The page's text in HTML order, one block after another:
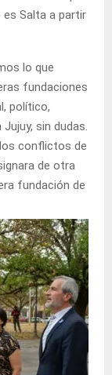
Salta a partir
lo que
fundaciones
político,
sin dudas.
conflictos de
de otra
fundación de